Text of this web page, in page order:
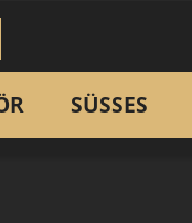
SÜSSES